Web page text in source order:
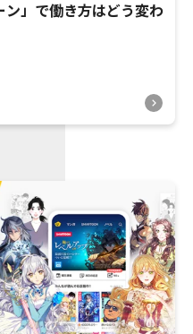
ン」で働き方はどう変わ